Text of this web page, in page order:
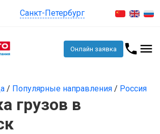
Санкт-Петербург
Онлайн заявка
/ Популярные направления / Россия
грузов в